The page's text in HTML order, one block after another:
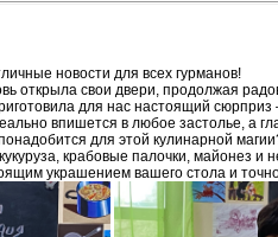
новости для всех гурманов!
открыла свои двери, продолжая
для нас настоящий
впишется в любое застолье, а
для этой кулинарной
крабовые палочки, майонез и
украшением вашего стола и